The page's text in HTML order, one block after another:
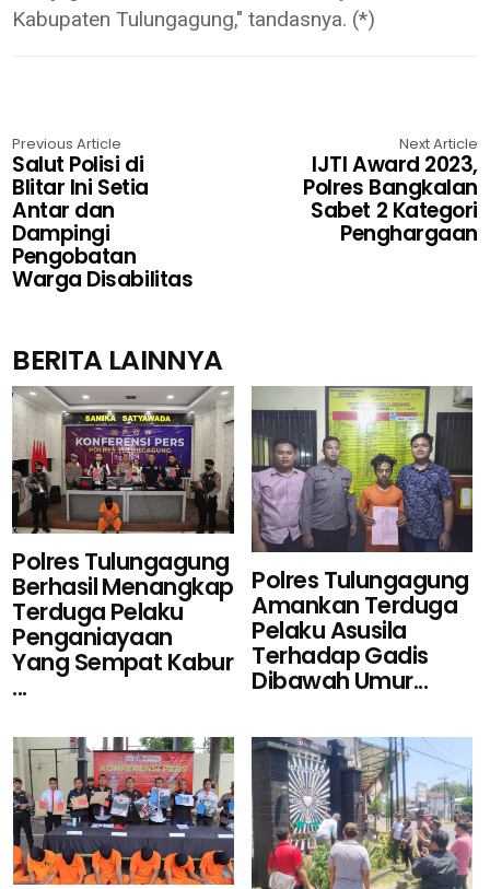
Kabupaten Tulungagung," tandasnya. (*)
Previous Article
Salut Polisi di
Blitar Ini Setia
Antar dan
Dampingi
Pengobatan
Warga Disabilitas
Next Article
IJTI Award 2023,
Polres Bangkalan
Sabet 2 Kategori
Penghargaan
BERITA LAINNYA
Polres Tulungagung
Berhasil Menangkap
Terduga Pelaku
Penganiayaan
Yang Sempat Kabur
...
Polres Tulungagung
Amankan Terduga
Pelaku Asusila
Terhadap Gadis
Dibawah Umur...